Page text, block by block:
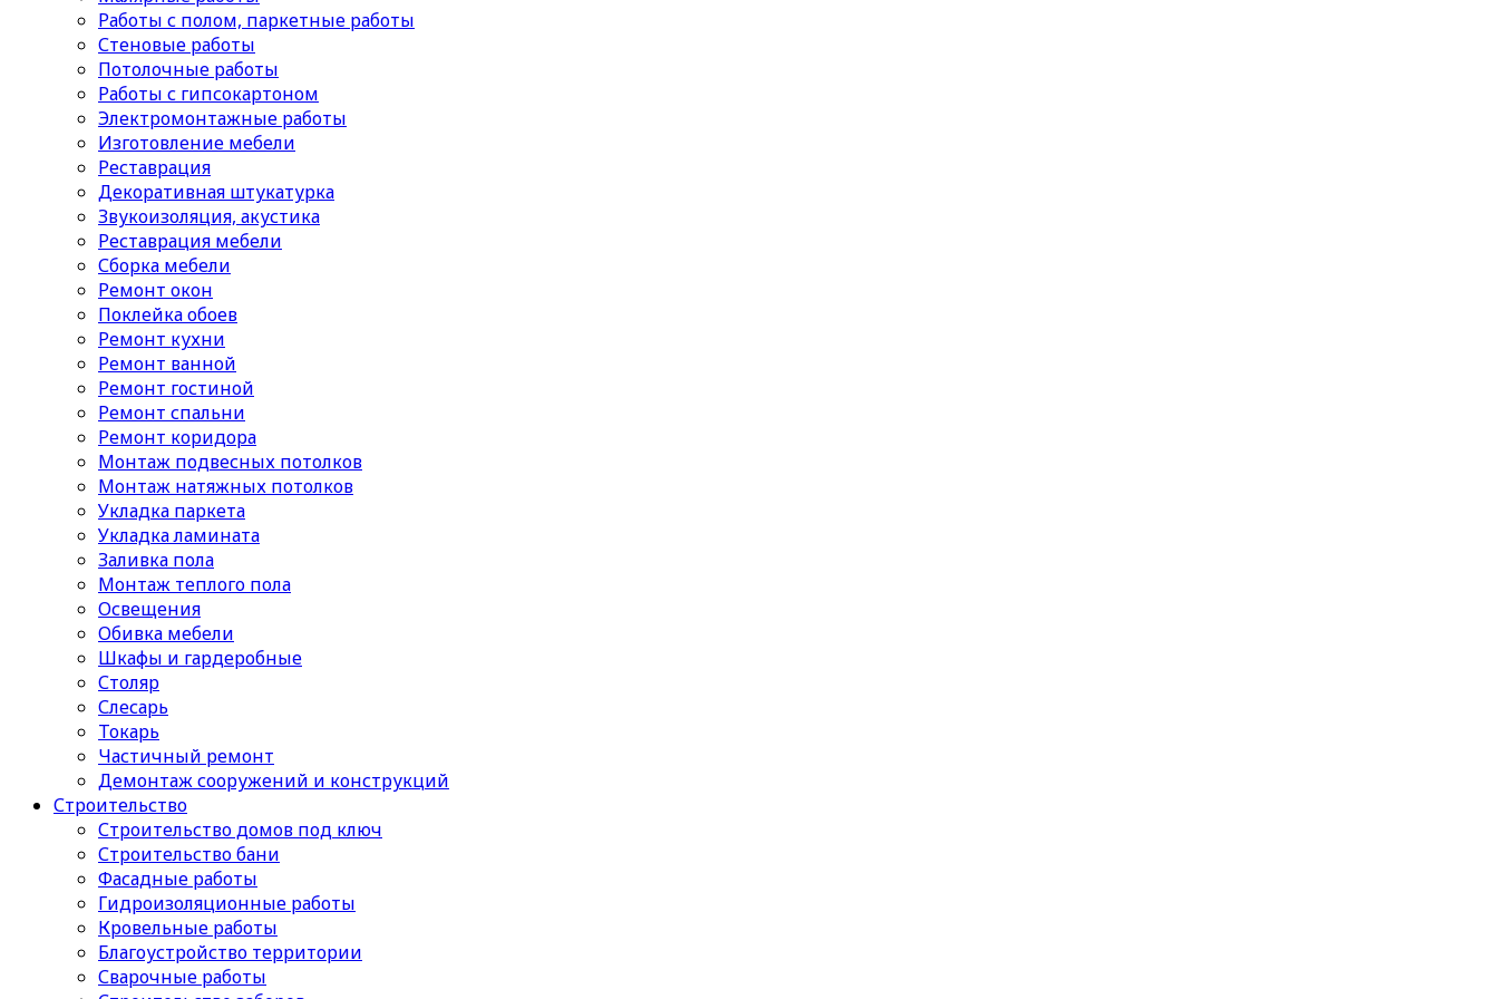
Работы с полом, паркетные работы
Стеновые работы
Потолочные работы
Работы с гипсокартоном
Электромонтажные работы
Изготовление мебели
Реставрация
Декоративная штукатурка
Звукоизоляция, акустика
Реставрация мебели
Сборка мебели
Ремонт окон
Поклейка обоев
Ремонт кухни
Ремонт ванной
Ремонт гостиной
Ремонт спальни
Ремонт коридора
Монтаж подвесных потолков
Монтаж натяжных потолков
Укладка паркета
Укладка ламината
Заливка пола
Монтаж теплого пола
Освещения
Обивка мебели
Шкафы и гардеробные
Столяр
Слесарь
Токарь
Частичный ремонт
Демонтаж сооружений и конструкций
Строительство
Строительство домов под ключ
Строительство бани
Фасадные работы
Гидроизоляционные работы
Кровельные работы
Благоустройство территории
Сварочные работы